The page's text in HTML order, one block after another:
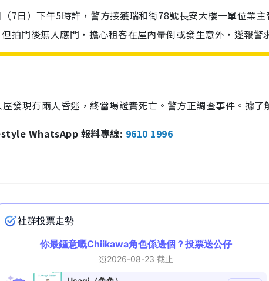
7日）下午5時許，警方接獲瑞和街78號長安大樓一單位業
拍門後無人應門，擔心租客在屋內暈倒或發生意外，遂報警
發現有兩人昏迷，終當場證實死亡。警方正調查事件。據了
WhatsApp 報料專線: 9610 1996